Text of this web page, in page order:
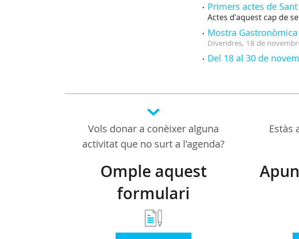
Primers actes de
Actes d'aquest cap de
Mostra
Divendres, 18 de
Del 18 al 30 de
Vols donar a conèixer alguna
activitat que no surt a l'agenda?
Omple aquest
formulari
Estàs